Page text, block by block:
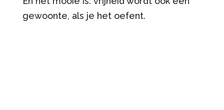
gewoonte, als je het oefent.